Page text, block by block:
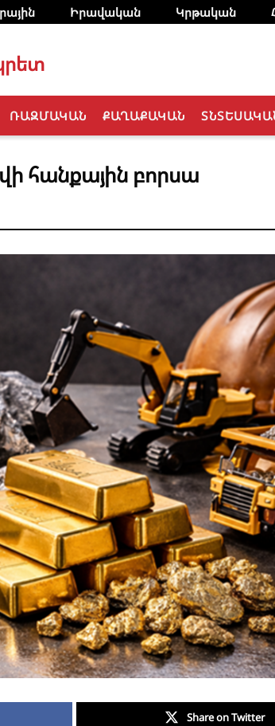
Իրավական Կրթական
ՌԱԶՄԱԿԱՆ ՔԱՂԱՔԱԿԱՆ
հանքային բորսա
Share on Twitter